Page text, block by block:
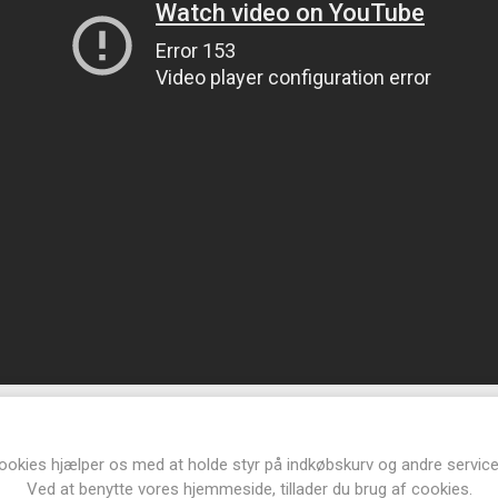
hjælper os med at holde styr på indkøbskurv og andre
Ved at benytte vores hjemmeside, tillader du brug af cookies.